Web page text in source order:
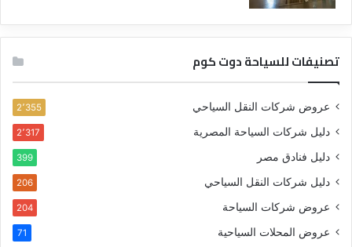
تصنيفات للسياحة دوت كوم
عروض شركات النقل السياحي 2٬355
دليل شركات السياحة المصرية 2٬317
دليل فنادق مصر 399
دليل شركات النقل السياحي 206
عروض شركات السياحة 204
عروض المحلات السياحية 71